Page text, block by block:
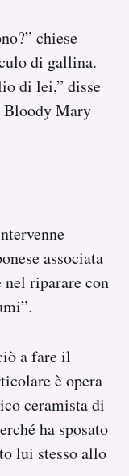
chiese
di gallina.
di lei,” disse
Bloody Mary
associata
riparare con
a fare il
è opera
ceramista di
ha sposato
lui stesso allo